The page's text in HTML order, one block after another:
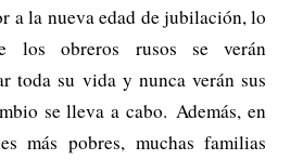
a la nueva edad de jubilación, lo
los obreros rusos se verán
toda su vida y nunca verán sus
se lleva a cabo. Además, en
más pobres, muchas familias